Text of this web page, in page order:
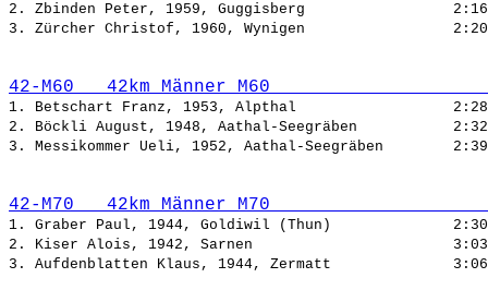
2. Zbinden Peter, 1959, Guggisberg
3. Zürcher Christof, 1960, Wynigen
42-M60   42km Männer M60
1. Betschart Franz, 1953, Alpthal
2. Böckli August, 1948, Aathal-Seegräben
3. Messikommer Ueli, 1952, Aathal-Seegräben
42-M70   42km Männer M70
1. Graber Paul, 1944, Goldiwil (Thun)
2. Kiser Alois, 1942, Sarnen
3. Aufdenblatten Klaus, 1944, Zermatt